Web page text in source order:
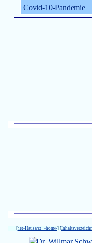
Covid-10-Pandemie
[net-Hausarzt -home-] [